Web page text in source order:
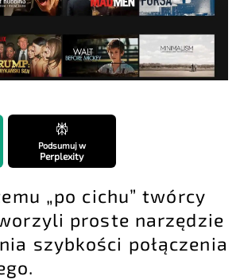
Podsumuj w
Perplexity
„po cichu” twórcy
proste narzędzie
szybkości połączenia